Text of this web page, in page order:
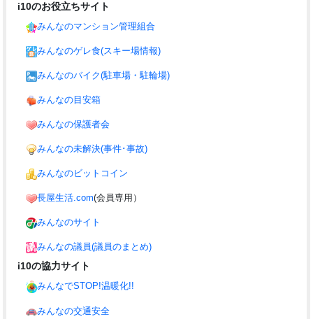
i10のお役立ちサイト
みんなのマンション管理組合
みんなのゲレ食(スキー場情報)
みんなのバイク(駐車場・駐輪場)
みんなの目安箱
みんなの保護者会
みんなの未解決(事件･事故)
みんなのビットコイン
長屋生活.com(会員専用）
みんなのサイト
みんなの議員(議員のまとめ)
i10の協力サイト
みんなでSTOP!温暖化!!
みんなの交通安全